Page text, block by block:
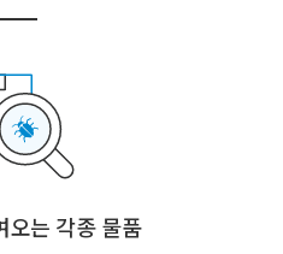
오는 각종 물품